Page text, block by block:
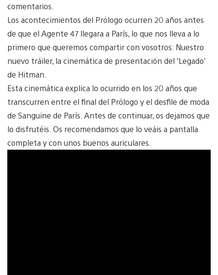
comentarios.
Los acontecimientos del Prólogo ocurren 20 años antes
de que el Agente 47 llegara a París, lo que nos lleva a lo
primero que queremos compartir con vosotros: Nuestro
nuevo tráiler, la cinemática de presentación del ‘Legado’
de Hitman.
Esta cinemática explica lo ocurrido en los 20 años que
transcurren entre el final del Prólogo y el desfile de moda
de Sanguine de París. Antes de continuar, os dejamos que
lo disfrutéis. Os recomendamos que lo veáis a pantalla
completa y con unos buenos auriculares.